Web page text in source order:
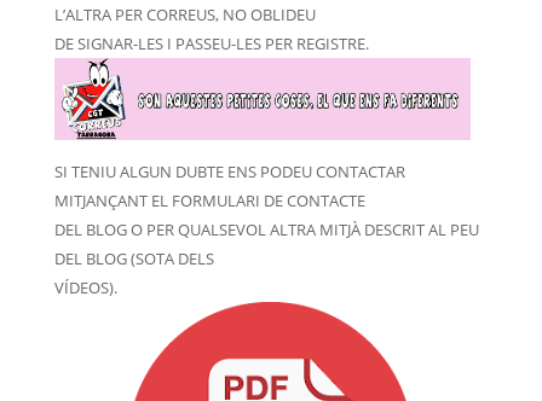
L’ALTRA PER CORREUS, NO OBLIDEU
DE SIGNAR-LES I PASSEU-LES PER REGISTRE.
SI TENIU ALGUN DUBTE ENS PODEU CONTACTAR
MITJANÇANT EL FORMULARI DE CONTACTE
DEL BLOG O PER QUALSEVOL ALTRA MITJÀ DESCRIT AL PEU
DEL BLOG (SOTA DELS
VÍDEOS).